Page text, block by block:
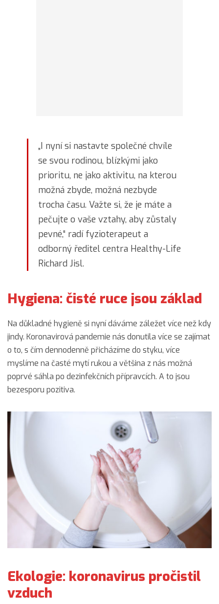
„I nyní si nastavte společné chvíle
se svou rodinou, blízkými jako
prioritu, ne jako aktivitu, na kterou
možná zbyde, možná nezbyde
trocha času. Važte si, že je máte a
pečujte o vaše vztahy, aby zůstaly
pevné,“ radí fyzioterapeut a
odborný ředitel centra Healthy-Life
Richard Jisl.
Hygiena: čisté ruce jsou základ
Na důkladné hygieně si nyní dáváme záležet více než kdy
jindy. Koronavirová pandemie nás donutila více se zajímat
o to, s čím dennodenně přicházíme do styku, více
myslíme na časté mytí rukou a většina z nás možná
poprvé sáhla po dezinfekčních přípravcích. A to jsou
bezesporu pozitiva.
Ekologie: koronavirus pročistil
vzduch